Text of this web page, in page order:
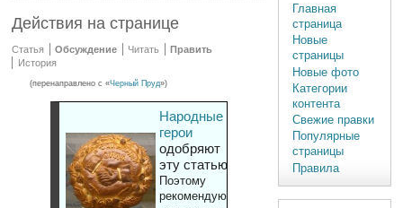
Действия на странице
Статья Обсуждение Читать
Править
История
(перенаправлено с «Черный Пруд»)
Народные
герои
одобряют
эту статью
Поэтому
рекомендуют
Главная
страница
Новые
страницы
Новые фото
Категории
контента
Свежие правки
Популярные
страницы
Правила